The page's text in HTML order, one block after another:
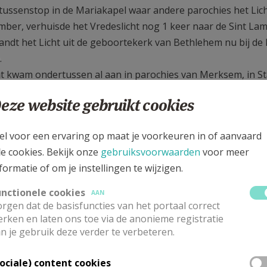
in de Mariakapel waar andere parochies het
verhuisde het Vredeslicht nog 1 keer naar de Sint
het Licht uit de geboortekerk van Bethlehem nu bij de
kwam ondertussen al aan in parochies van Merksem, in
namen het ook al mee naar huis.
nam zijn brandende kaars mee naar zijn
verspreidt worden tijdens de kerstvieringen.
zal gebracht worden naar het woonzorgcentrum Sint
van de maand februari krijgen de eerste
huis te nemen.
wij in de PE Oscar Romero mee aan de vorming van een
website gebruikt cookies
voor een ervaring op maat je voorkeuren in of aanvaard
cookies. Bekijk onze gebruiksvoorwaarden voor meer
of om je instellingen te wijzigen.
cookies
AAN
dat de basisfuncties van het portaal correct
en laten ons toe via de anonieme registratie
je gebruik deze verder te verbeteren.
content cookies